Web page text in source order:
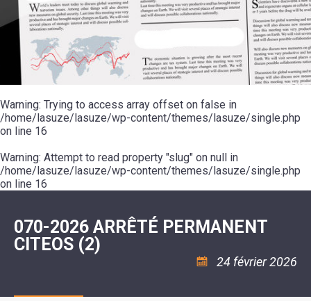
20ÈME
SIÈCLE
RÉUNIONS
DU
CONSEIL
MUNICIPAL
ARRÊTÉS
DÉCISIONS
MAIRE
MOT
DE
LA
MINORITÉ
LES
ÉCOLES
COLLÈGE
ESPACE
JEUNES
11
18
:
ASSOCIATION
COULÉE
DOUCE
ENVIRONNEMENT
L'EAU
L'ASSAINISSEMENT
RÉSIDENCE
AUTONOMIE
LE
CCAS
LA
POLICE
SÉCURITÉ
/
RISQUES
MAJEURS
MUSIQUE
L'ÉCOLE
COMMUNAUTAIRE
DANSE
PISCINE
ASSOCIATIONS
VOIE
VERTE
VISITES
DÉCOUVERTES
LES
RANDONNÉES
LE
POUR
CAMPING-
CARS
TENTES
CARAVANES
LA
HALTE
FLUVIALE
LA
SUZE
Warning: Trying to access array offset on false in
/home/lasuze/lasuze/wp-content/themes/lasuze/single.php
on line 16
Warning: Attempt to read property "slug" on null in
/home/lasuze/lasuze/wp-content/themes/lasuze/single.php
on line 16
070-2026 ARRÊTÉ PERMANENT
CITEOS (2)
24 février 2026